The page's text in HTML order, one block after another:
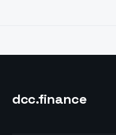
dcc.finance